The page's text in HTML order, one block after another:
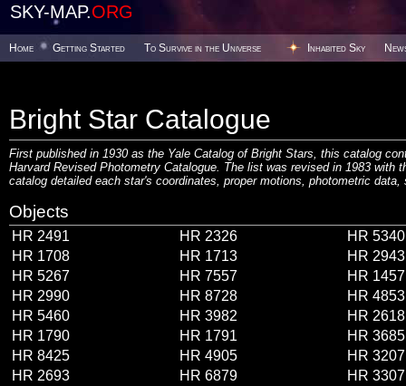
SKY-MAP.ORG
Home Getting Started To Survive in the Universe Inhabited Sky
Bright Star Catalogue
First published in 1930 as the Yale Catalog of Bright Stars, this catalog
Harvard Revised Photometry Catalogue. The list was revised in 1983
catalog detailed each star's coordinates, proper motions, photometric
Objects
HR 2491 HR 2326
HR 5340
HR 1708
HR 1713
HR 2943
HR 5267
HR 7557
HR 1457
HR 2990
HR 8728
HR 4853
HR 5460
HR 3982
HR 2618
HR 1790
HR 1791
HR 3685
HR 8425
HR 4905
HR 3207
HR 2693
HR 6879
HR 3307